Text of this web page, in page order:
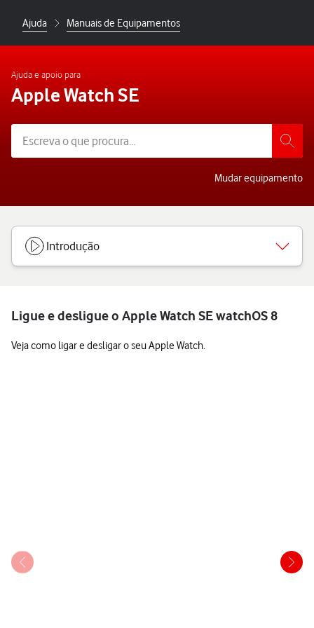
Ajuda Manuais de Equipamentos
Ajuda e apoio para
Apple Watch SE
Mudar equipamento
Introdução
Ligue e desligue o Apple Watch SE watchOS 8
Veja como ligar e desligar o seu Apple Watch.